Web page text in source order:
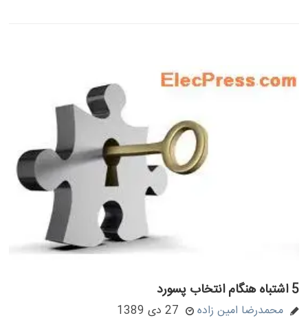
5 اشتباه هنگام انتخاب پسورد
محمدرضا امین زاده 27 دی 1389